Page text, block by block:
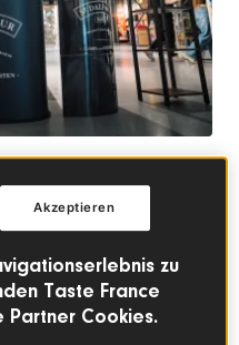
Feine Kost:
kulinarische
zu
Taste France
Partner Cookies.
Akzeptieren